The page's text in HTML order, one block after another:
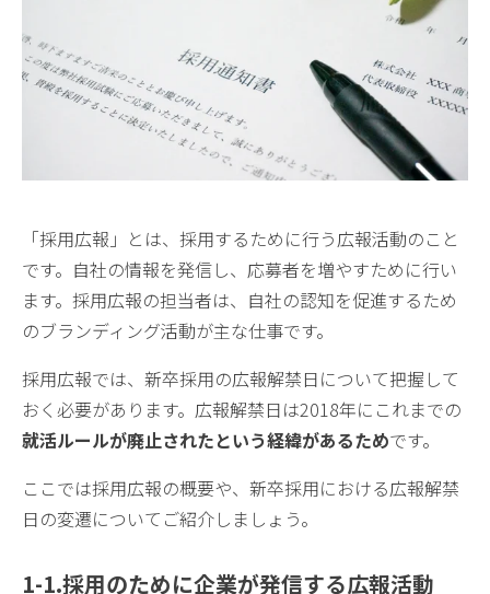
「採用広報」とは、採用するために行う広報活動のこと
です。自社の情報を発信し、応募者を増やすために行い
ます。採用広報の担当者は、自社の認知を促進するため
のブランディング活動が主な仕事です。
採用広報では、新卒採用の広報解禁日について把握して
おく必要があります。広報解禁日は2018年にこれまでの
就活ルールが廃止されたという経緯があるためです。
ここでは採用広報の概要や、新卒採用における広報解禁
日の変遷についてご紹介しましょう。
1-1.採用のために企業が発信する広報活動